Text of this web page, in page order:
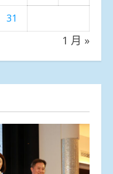
31
1 月 »